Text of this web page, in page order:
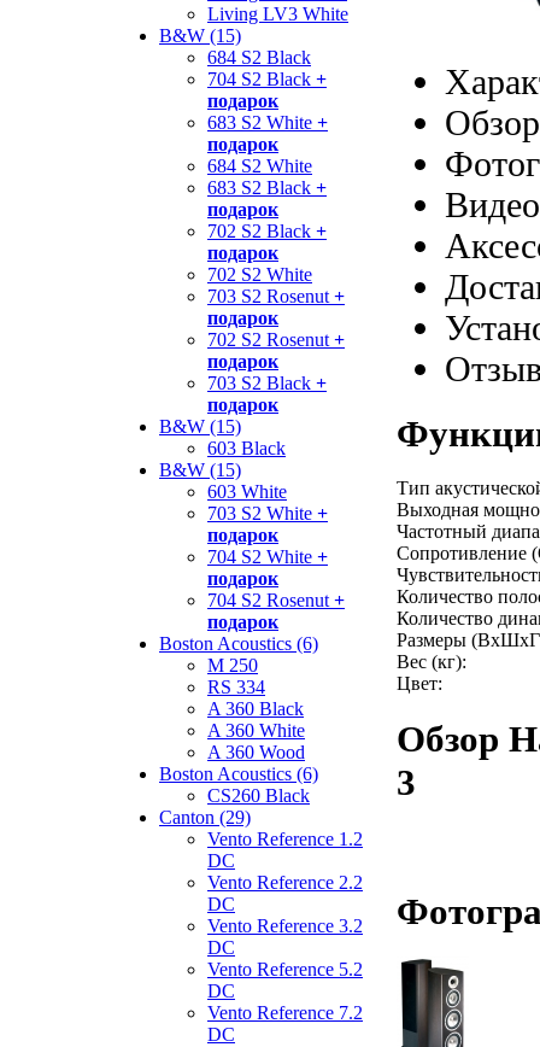
Living LV3 White
B&W (15)
684 S2 Black
704 S2 Black +
подарок
683 S2 White +
подарок
684 S2 White
683 S2 Black +
подарок
702 S2 Black +
подарок
702 S2 White
703 S2 Rosenut +
подарок
702 S2 Rosenut +
подарок
703 S2 Black +
подарок
B&W (15)
603 Black
B&W (15)
603 White
703 S2 White +
подарок
704 S2 White +
подарок
704 S2 Rosenut +
подарок
Boston Acoustics (6)
M 250
RS 334
A 360 Black
A 360 White
A 360 Wood
Boston Acoustics (6)
CS260 Black
Canton (29)
Vento Reference 1.2
DC
Vento Reference 2.2
DC
Vento Reference 3.2
DC
Vento Reference 5.2
DC
Vento Reference 7.2
DC
Обзор
Видео
Тип
Выходная
Частотный
Сопротивление
Количество
Количество
Размеры
Вес (кг):
Цвет:
Обзор
3